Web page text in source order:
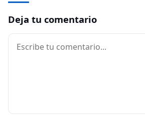
Deja tu comentario
Comentario